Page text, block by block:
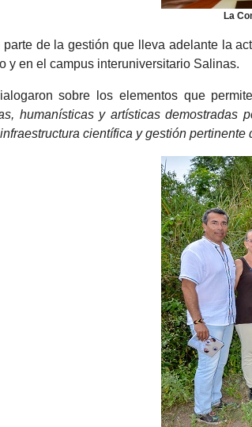
La
parte de la gestión que lleva adelante la
y en el campus interuniversitario Salinas.
sobre los elementos que
humanísticas y artísticas demostradas
científica y gestión pertinente